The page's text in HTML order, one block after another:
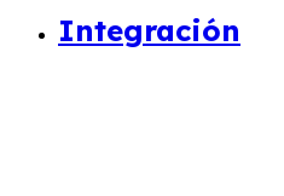
Integración